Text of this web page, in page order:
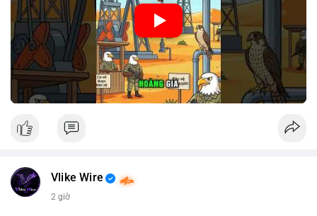
🎥 Xem video trực tiếp tại:
Nguồn: Cú Thông Thái
Vlike Wire
2 giờ